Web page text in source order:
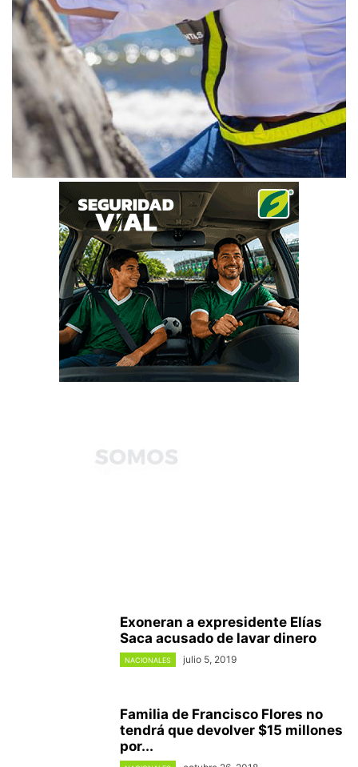
Exoneran a expresidente Elías
Saca acusado de lavar dinero
NACIONALES julio 5, 2019
Familia de Francisco Flores no
tendrá que devolver $15 millones
por...